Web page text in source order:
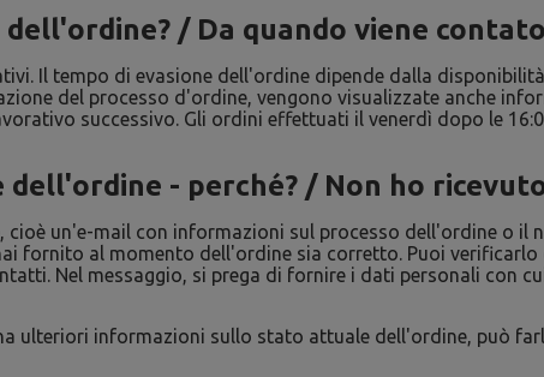
/ Da quando viene
Il tempo di evasione dell'ordine dipende dalla
del processo d'ordine, vengono visualizzate anche
successivo. Gli ordini effettuati il venerdì dopo le
- perché? / Non ho
un'e-mail con informazioni sul processo dell'ordine o il
fornito al momento dell'ordine sia corretto. Puoi
Nel messaggio, si prega di fornire i dati personali con
ulteriori informazioni sullo stato attuale dell'ordine, può